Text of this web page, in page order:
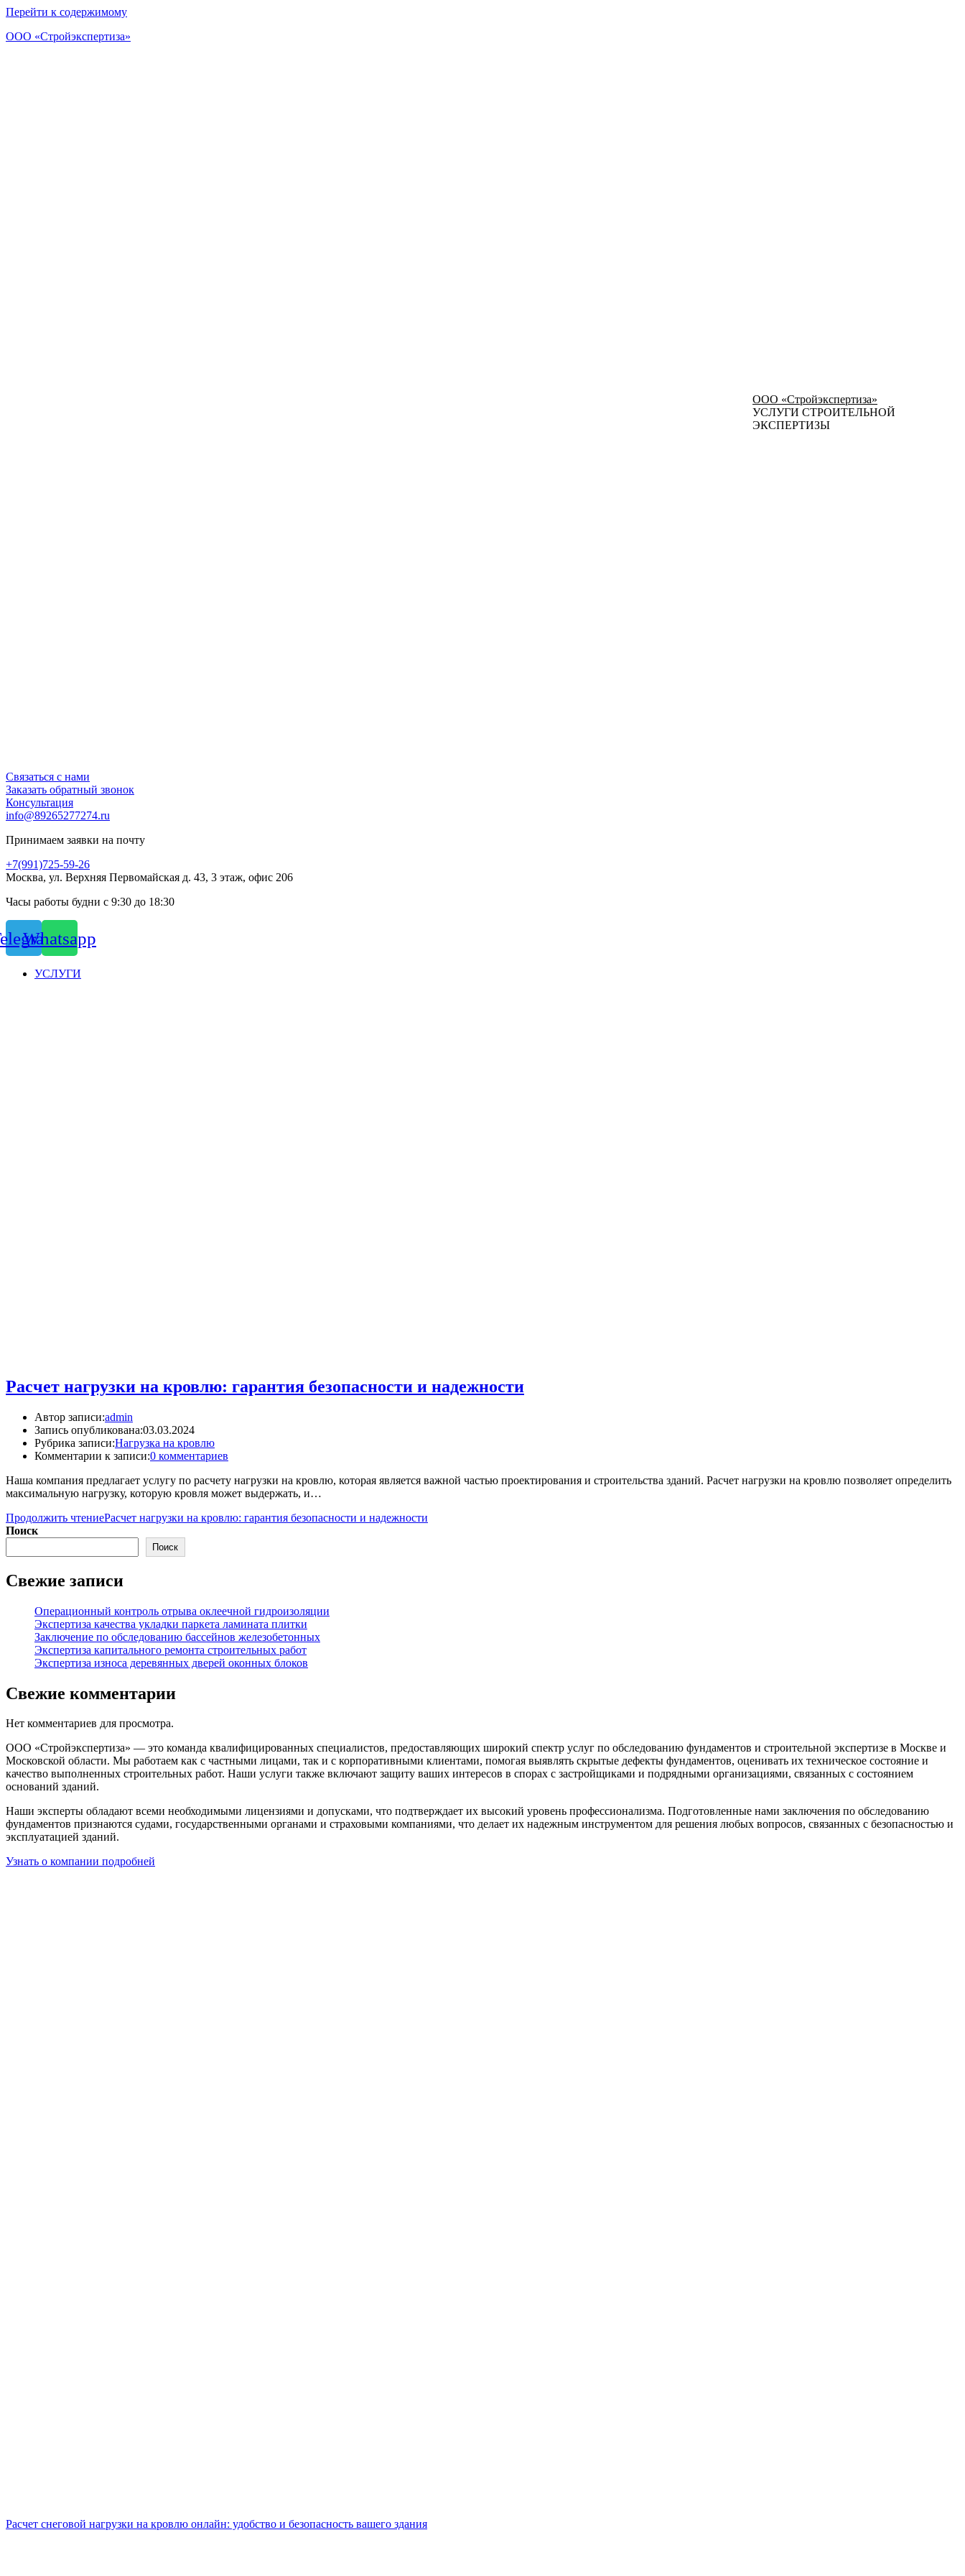
Перейти к содержимому
ООО «Стройэкспертиза»
ООО «Стройэкспертиза»
УСЛУГИ СТРОИТЕЛЬНОЙ
ЭКСПЕРТИЗЫ
Связаться с нами
Заказать обратный звонок
Консультация
info@89265277274.ru
Принимаем заявки на почту
+7(991)725-59-26
Москва, ул. Верхняя Первомайская д. 43, 3 этаж, офис 206
Часы работы будни с 9:30 до 18:30
Whatsapp
УСЛУГИ
Расчет нагрузки на кровлю: гарантия безопасности и надежности
Автор записи:admin
Запись опубликована:03.03.2024
Рубрика записи:Нагрузка на кровлю
Комментарии к записи:0 комментариев
Наша компания предлагает услугу по расчету нагрузки на кровлю, которая является важной частью проектирования и строительства зданий. Расчет нагрузки на кровлю позволяет определить
максимальную нагрузку, которую кровля может выдержать, и…
Продолжить чтениеРасчет нагрузки на кровлю: гарантия безопасности и надежности
Поиск
Поиск
Свежие записи
Операционный контроль отрыва оклеечной гидроизоляции
Экспертиза качества укладки паркета ламината плитки
Заключение по обследованию бассейнов железобетонных
Экспертиза капитального ремонта строительных работ
Экспертиза износа деревянных дверей оконных блоков
Свежие комментарии
Нет комментариев для просмотра.
ООО «Стройэкспертиза» — это команда квалифицированных специалистов, предоставляющих широкий спектр услуг по обследованию фундаментов и строительной экспертизе в Москве и
Московской области. Мы работаем как с частными лицами, так и с корпоративными клиентами, помогая выявлять скрытые дефекты фундаментов, оценивать их техническое состояние и
качество выполненных строительных работ. Наши услуги также включают защиту ваших интересов в спорах с застройщиками и подрядными организациями, связанных с состоянием
оснований зданий.
Наши эксперты обладают всеми необходимыми лицензиями и допусками, что подтверждает их высокий уровень профессионализма. Подготовленные нами заключения по обследованию
фундаментов признаются судами, государственными органами и страховыми компаниями, что делает их надежным инструментом для решения любых вопросов, связанных с безопасностью и
эксплуатацией зданий.
Узнать о компании подробней
Расчет снеговой нагрузки на кровлю онлайн: удобство и безопасность вашего здания